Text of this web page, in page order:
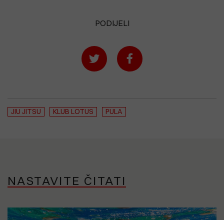
PODIJELI
JIU JITSU KLUB LOTUS PULA
NASTAVITE ČITATI